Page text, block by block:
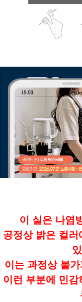
이 실은 나염
공정상 밝은 컬
이는 과정상 불
이런 부분에 민